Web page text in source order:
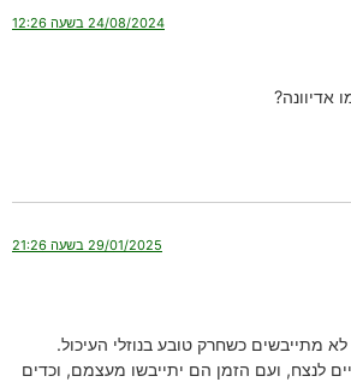
24/08/2024 בשעה 12:26
אדיוונה?
29/01/2025 בשעה 21:26
מתייבשים כשחרק טובע בנוזלי העיכול.
לנצח, ועם הזמן הם יתייבשו מעצמם, וכדים